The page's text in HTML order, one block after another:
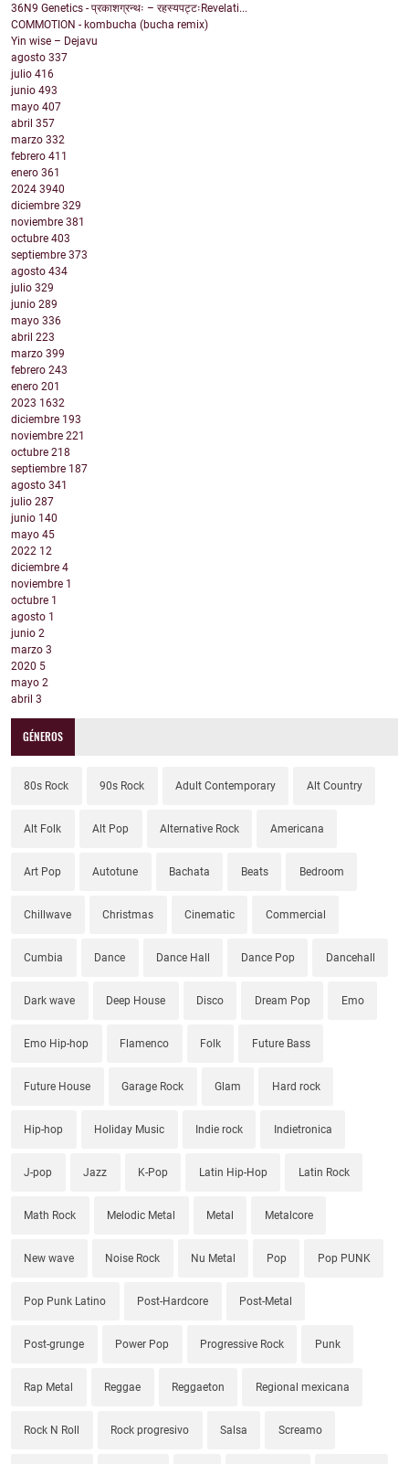
36N9 Genetics - प्रकाशग्रन्थः – रहस्यपट्टःRevelati...
COMMOTION - kombucha (bucha remix)
Yin wise – Dejavu
agosto 337
julio 416
junio 493
mayo 407
abril 357
marzo 332
febrero 411
enero 361
2024 3940
diciembre 329
noviembre 381
octubre 403
septiembre 373
agosto 434
julio 329
junio 289
mayo 336
abril 223
marzo 399
febrero 243
enero 201
2023 1632
diciembre 193
noviembre 221
octubre 218
septiembre 187
agosto 341
julio 287
junio 140
mayo 45
2022 12
diciembre 4
noviembre 1
octubre 1
agosto 1
junio 2
marzo 3
2020 5
mayo 2
abril 3
GÉNEROS
80s Rock 90s Rock Adult Contemporary Alt Country
Alt Folk Alt Pop Alternative Rock Americana
Art Pop Autotune Bachata Beats Bedroom
Chillwave Christmas Cinematic Commercial
Cumbia Dance Dance Hall Dance Pop Dancehall
Dark wave Deep House Disco Dream Pop Emo
Emo Hip-hop Flamenco Folk Future Bass
Future House Garage Rock Glam Hard rock
Hip-hop Holiday Music Indie rock Indietronica
J-pop Jazz K-Pop Latin Hip-Hop Latin Rock
Math Rock Melodic Metal Metal Metalcore
New wave Noise Rock Nu Metal Pop Pop PUNK
Pop Punk Latino Post-Hardcore Post-Metal
Post-grunge Power Pop Progressive Rock Punk
Rap Metal Reggae Reggaeton Regional mexicana
Rock N Roll Rock progresivo Salsa Screamo